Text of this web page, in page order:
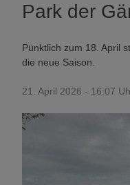
Park der
Pünktlich zum 18. April
die neue Saison.
21. April 2026 - 16:07